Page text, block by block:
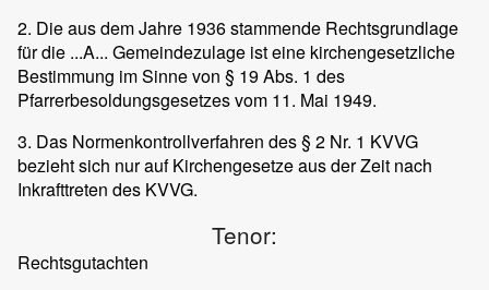
2. Die aus dem Jahre 1936 stammende Rechtsgrundlage
für die ...A... Gemeindezulage ist eine kirchengesetzliche
Bestimmung im Sinne von § 19 Abs. 1 des
Pfarrerbesoldungsgesetzes vom 11. Mai 1949.
3. Das Normenkontrollverfahren des § 2 Nr. 1 KVVG
bezieht sich nur auf Kirchengesetze aus der Zeit nach
Inkrafttreten des KVVG.
Tenor:
Rechtsgutachten